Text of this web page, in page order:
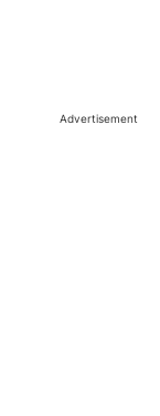
Advertisement